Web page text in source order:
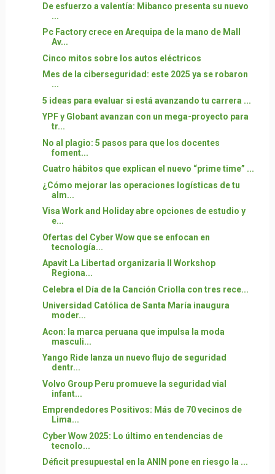
De esfuerzo a valentía: Mibanco presenta su nuevo
...
Pc Factory crece en Arequipa de la mano de Mall
Av...
Cinco mitos sobre los autos eléctricos
Mes de la ciberseguridad: este 2025 ya se robaron
...
5 ideas para evaluar si está avanzando tu carrera ...
YPF y Globant avanzan con un mega-proyecto para
tr...
No al plagio: 5 pasos para que los docentes
foment...
Cuatro hábitos que explican el nuevo “prime time” ...
¿Cómo mejorar las operaciones logísticas de tu
alm...
Visa Work and Holiday abre opciones de estudio y
e...
Ofertas del Cyber Wow que se enfocan en
tecnología...
Apavit La Libertad organizaria II Workshop
Regiona...
Celebra el Día de la Canción Criolla con tres rece...
Universidad Católica de Santa María inaugura
moder...
Acon: la marca peruana que impulsa la moda
masculi...
Yango Ride lanza un nuevo flujo de seguridad
dentr...
Volvo Group Peru promueve la seguridad vial
infant...
Emprendedores Positivos: Más de 70 vecinos de
Lima...
Cyber Wow 2025: Lo último en tendencias de
tecnolo...
Déficit presupuestal en la ANIN pone en riesgo la ...